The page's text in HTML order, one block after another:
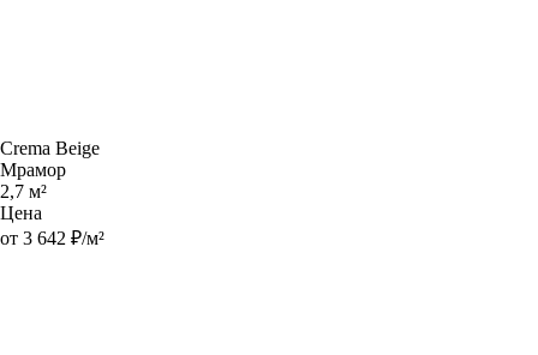
Crema Beige
Мрамор
2,7 м²
Цена
от 3 642 ₽/м²